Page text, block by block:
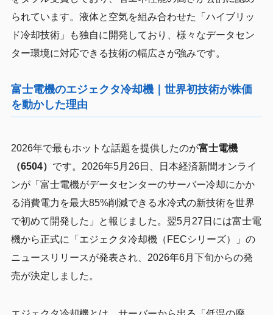
られています。液体と空気を組み合わせた「ハイブリッ
ド冷却技術」も独自に開発しており、様々なデータセン
ター環境に対応できる技術の幅広さが強みです。
富士電機のエジェクタ冷却機｜世界初技術が株価
を動かした理由
2026年で最もホットな話題を提供したのが富士電機
（6504） です。2026年5月26日、日本経済新聞オンライ
ンが「富士電機がデータセンターのサーバー冷却にかか
る消費電力を最大85%削減できる水冷式の新技術を世界
で初めて開発した」と報じました。翌5月27日には富士電
機から正式に「エジェクタ冷却機（FECシリーズ）」の
ニュースリリースが発表され、2026年6月下旬からの発
売が決定しました。